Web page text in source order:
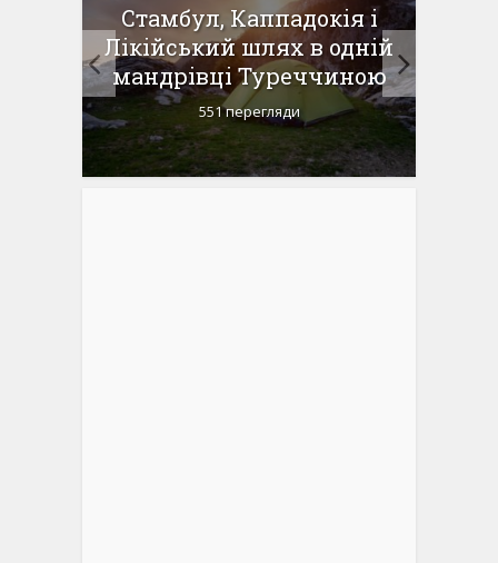
Стамбул, Каппадокія і
Лікійський шлях в одній
мандрівці Туреччиною
551 перегляди